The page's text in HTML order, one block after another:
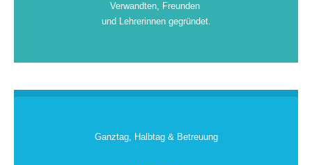
Verwandten, Freunden
und Lehrerinnen gegründet.
Ganztag, Halbtag & Betreuung